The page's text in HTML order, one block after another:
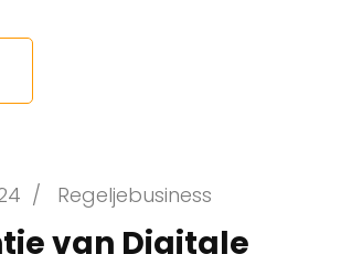
/ Regeljebusiness
van Digitale